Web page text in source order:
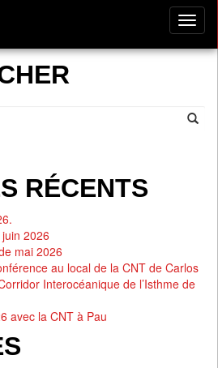
RÉCENTS
2026
mai 2026
au local de la CNT de Carlos
Interocéanique de l’Isthme de
avec la CNT à Pau